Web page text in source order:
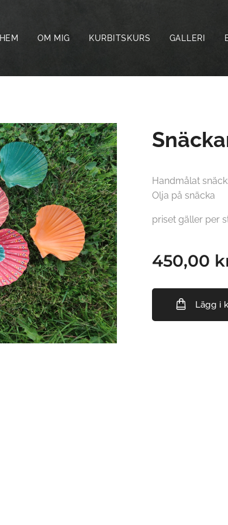
HEM OM MIG KURBITSKURS GALLERI
Handmålat
Olja på snäcka
priset gäller per
450,00
Lägg i